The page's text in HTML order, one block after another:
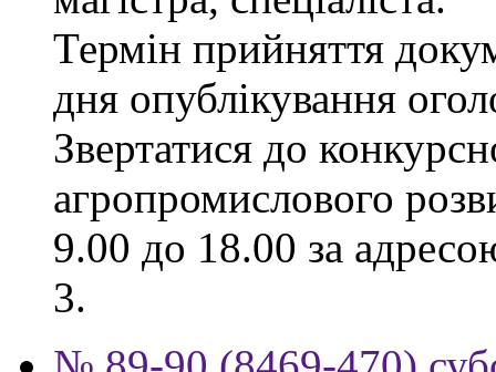
Термін прийняття
дня опублікування
Звертатися до
агропромислового
9.00 до 18.00 за
3.